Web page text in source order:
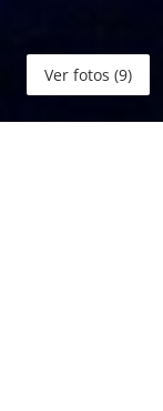
Ver fotos (9)